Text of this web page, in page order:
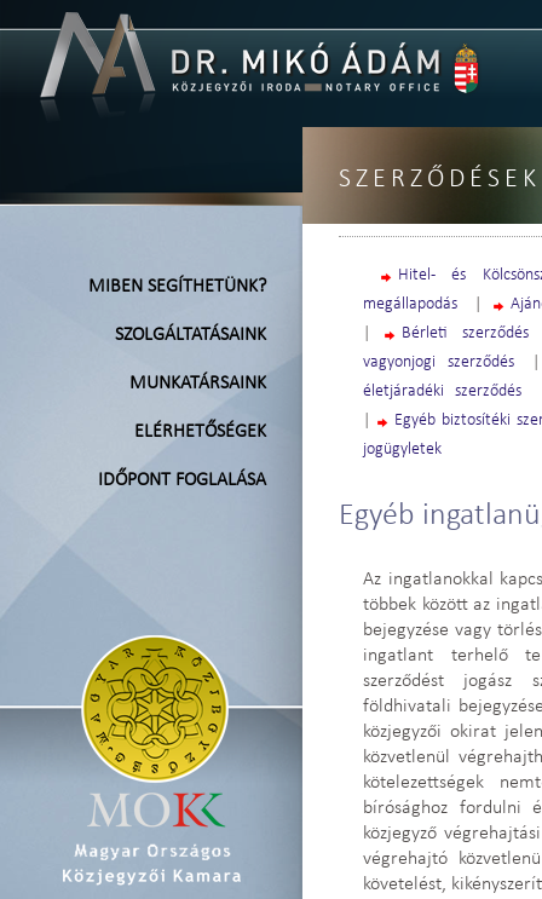
SZERZŐDÉSEK
MIBEN SEGÍTHETÜNK?
SZOLGÁLTATÁSAINK
MUNKATÁRSAINK
ELÉRHETŐSÉGEK
IDŐPONT FOGLALÁSA
Hitel- és
megállapodás
Bérleti szerződés
vagyonjogi szerződés
életjáradéki szerződés
Egyéb biztosítéki
jogügyletek
Egyéb
Az ingatlanokkal
többek között az
bejegyzése vagy
ingatlant terhelő
szerződést jogász
földhivatali
közjegyzői okirat
közvetlenül
kötelezettségek
bírósághoz fordulni
közjegyző
végrehajtó
követelést,